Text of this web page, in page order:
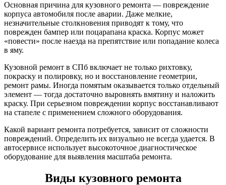
Основная причина для кузовного ремонта — повреждение
корпуса автомобиля после аварии. Даже мелкие,
незначительные столкновения приводят к тому, что
поврежден бампер или поцарапана краска. Корпус может
«повести» после наезда на препятствие или попадание колеса
в яму.
Кузовной ремонт в СПб включает не только рихтовку,
покраску и полировку, но и восстановление геометрии,
ремонт рамы. Иногда помятым оказывается только отдельный
элемент — тогда достаточно выровнять вмятину и наложить
краску. При серьезном повреждении корпус восстанавливают
на стапеле с применением сложного оборудования.
Какой вариант ремонта потребуется, зависит от сложности
повреждений. Определить их визуально не всегда удается. В
автосервисе использует высокоточное диагностическое
оборудование для выявления масштаба ремонта.
Виды кузовного ремонта